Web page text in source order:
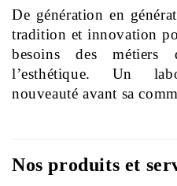
De génération en
tradition et innovation
besoins des
l’esthétique. Un
nouveauté avant sa
Nos produits et